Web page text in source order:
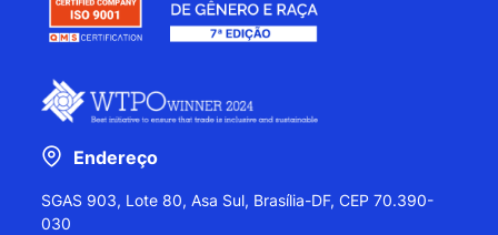
Endereço
SGAS 903, Lote 80, Asa Sul, Brasília-DF, CEP 70.390-
030